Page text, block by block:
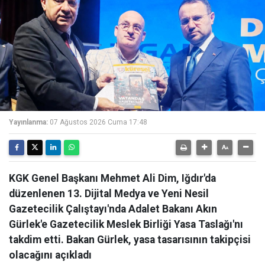
Yayınlanma: 07 Ağustos 2026 Cuma 17:48
KGK Genel Başkanı Mehmet Ali Dim, Iğdır'da
düzenlenen 13. Dijital Medya ve Yeni Nesil
Gazetecilik Çalıştayı'nda Adalet Bakanı Akın
Gürlek'e Gazetecilik Meslek Birliği Yasa Taslağı'nı
takdim etti. Bakan Gürlek, yasa tasarısının takipçisi
olacağını açıkladı